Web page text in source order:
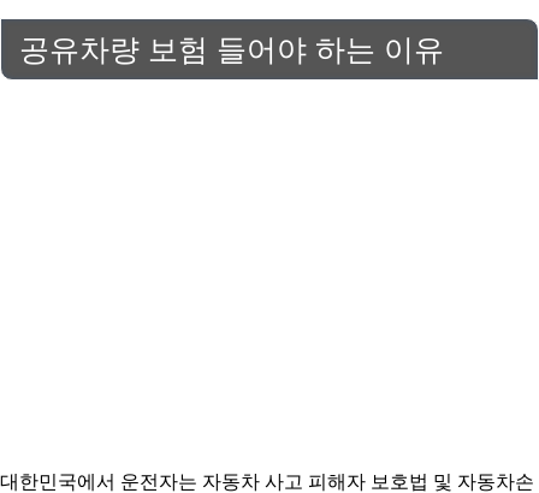
공유차량 보험 들어야 하는 이유
대한민국에서 운전자는 자동차 사고 피해자 보호법 및 자동차손